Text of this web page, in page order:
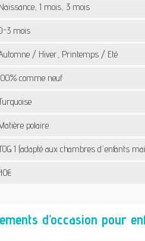
1 mois, 3 mois
3 mois
/ Hiver, Printemps / Eté
comme neuf
polaire
1 (adapté aux chambres d'enfants
d’occasion pour